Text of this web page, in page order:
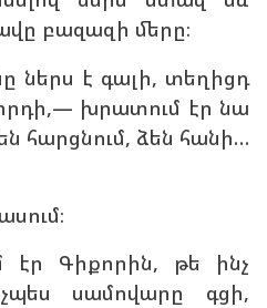
բազազի մերը։
ներս է գալի, տեղիցդ
որդի,— խրատում էր նա
հարցնում, ձեն հանի…
էր Գիքորին, թե ինչ
սամովարը գցի,